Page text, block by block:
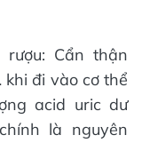
Cẩn thận
khi đi vào cơ thể
acid uric dư
là nguyên